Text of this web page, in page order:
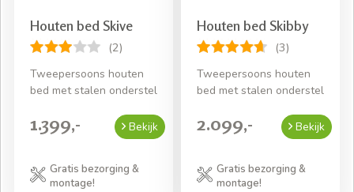
Houten bed Skive
(2)
Tweepersoons houten
bed met stalen onderstel
1.399,- Bekijk
Gratis bezorging &
montage!
Houten bed Skibby
(3)
Tweepersoons houten
bed met stalen onderstel
2.099,- Bekijk
Gratis bezorging &
montage!